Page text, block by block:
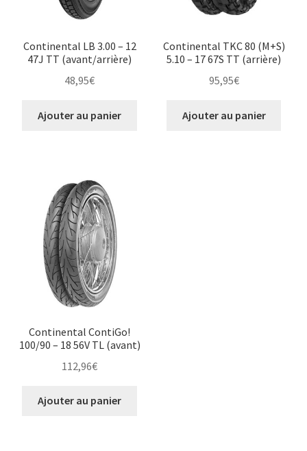
Continental LB 3.00 – 12
47J TT (avant/arrière)
48,95€
Ajouter au panier
Continental TKC 80 (M+S)
5.10 – 17 67S TT (arrière)
95,95€
Ajouter au panier
Continental ContiGo!
100/90 – 18 56V TL (avant)
112,96€
Ajouter au panier